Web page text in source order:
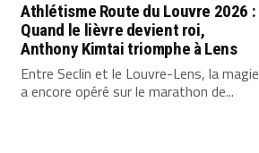
Athlétisme Route du Louvre 2026 :
Quand le lièvre devient roi,
Anthony Kimtai triomphe à Lens
Entre Seclin et le Louvre-Lens, la magie
a encore opéré sur le marathon de...